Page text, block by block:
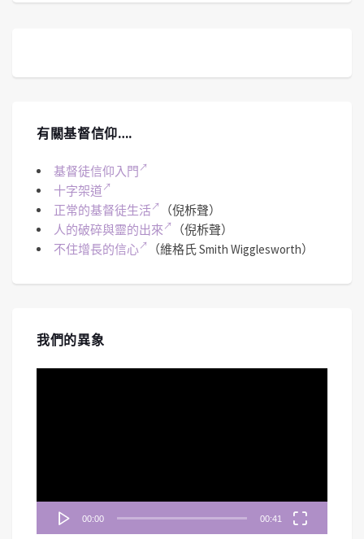
有關基督信仰….
基督徒信仰入門
十字架道
正常的基督徒生活
（倪柝聲）
人的破碎與靈的出來
（倪柝聲）
不住增長的信心
（維格氏 Smith Wigglesworth）
我們的異象
00:00 00:41